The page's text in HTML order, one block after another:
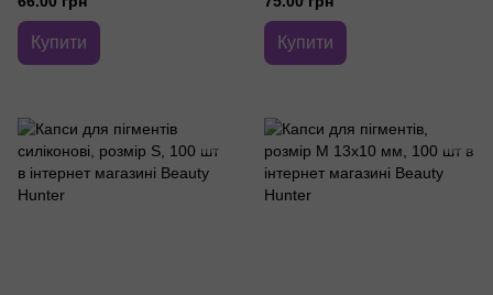
Купити Купити